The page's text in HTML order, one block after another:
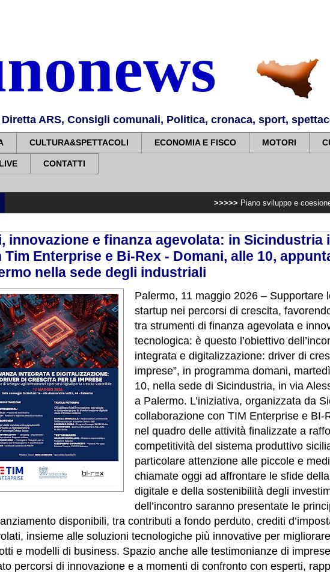
ARS, Consigli comunali, Politica, cronaca, sport,
CULTURA&SPETTACOLI ECONOMIA E FISCO MOTORI
CONTATTI
Piano sviluppo e coesione, 7,2 milioni
innovazione e finanza agevolata: in Sicindustria
Tim Enterprise e Bi-Rex - Domani, alle 10,
nella sede degli industriali
Palermo, 11 maggio 2026 – Supportare
startup nei percorsi di crescita,
tra strumenti di finanza agevolata e
tecnologica: è questo l’obiettivo
integrata e digitalizzazione: driver di
imprese”, in programma domani,
10, nella sede di Sicindustria, in via
a Palermo. L’iniziativa, organizzata da
collaborazione con TIM Enterprise e BI-
nel quadro delle attività finalizzate a
competitività del sistema produttivo
particolare attenzione alle piccole e
chiamate oggi ad affrontare le sfide
digitale e della sostenibilità degli
dell’incontro saranno presentate le
disponibili, tra contributi a fondo perduto, crediti
insieme alle soluzioni tecnologiche più innovative per
e modelli di business. Spazio anche alle testimonianze di
percorsi di innovazione e a momenti di confronto con esperti,